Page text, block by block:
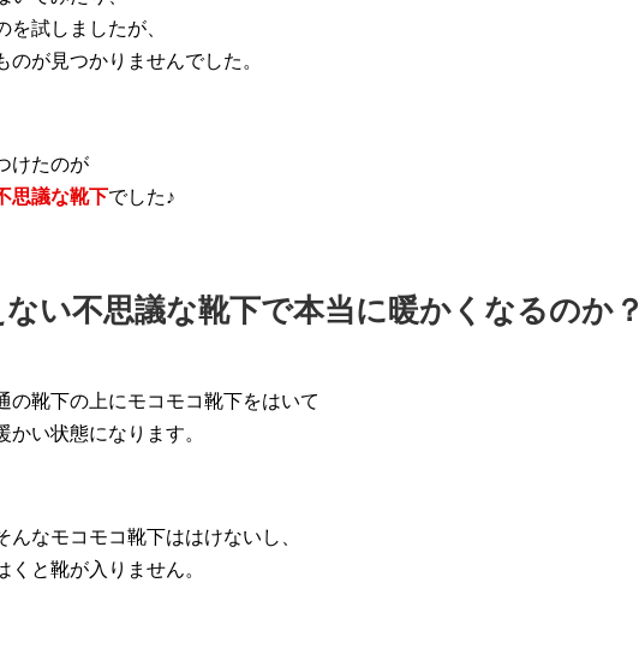
を試しましたが、
のが見つかりませんでした。
けたのが
思議な靴下でした♪
い不思議な靴下で本当に暖かくなるのか？
の靴下の上にモコモコ靴下をはいて
かい状態になります。
んなモコモコ靴下ははけないし、
くと靴が入りません。